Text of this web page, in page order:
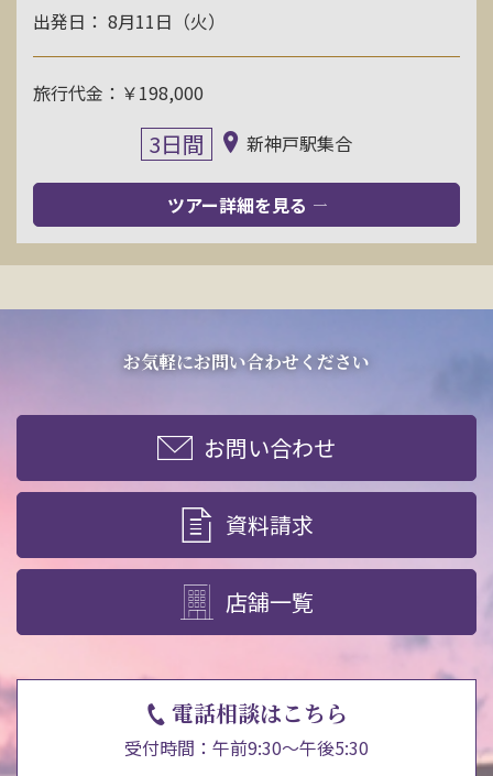
出発日： 8月11日（火）
旅行代金：￥198,000
3日間 新神戸駅集合
ツアー詳細を見る
お気軽にお問い合わせください
お問い合わせ
資料請求
店舗一覧
電話相談はこちら
受付時間：午前9:30～午後5:30